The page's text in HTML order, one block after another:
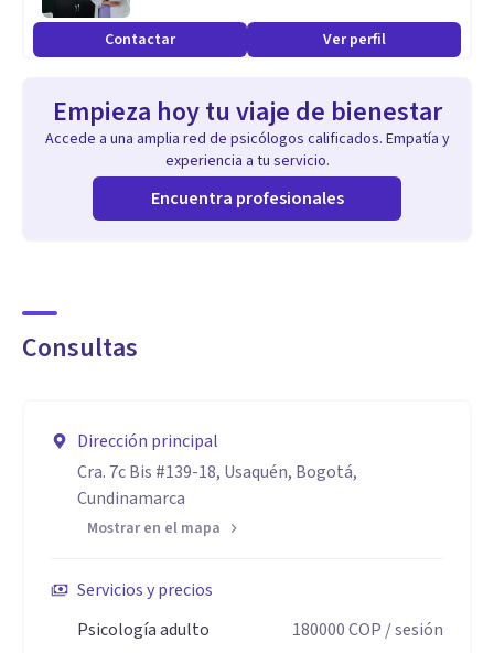
crear, y que cada proceso terapéutico puede convertirse en
una obra viva de autoconocimiento y transformación.
Contactar Ver perfil
Empieza hoy tu viaje de bienestar
Accede a una amplia red de psicólogos calificados. Empatía y
experiencia a tu servicio.
Encuentra profesionales
Consultas
Dirección principal
Cra. 7c Bis #139-18, Usaquén, Bogotá,
Cundinamarca
Mostrar en el mapa
Servicios y precios
Psicología adulto
180000COP / sesión